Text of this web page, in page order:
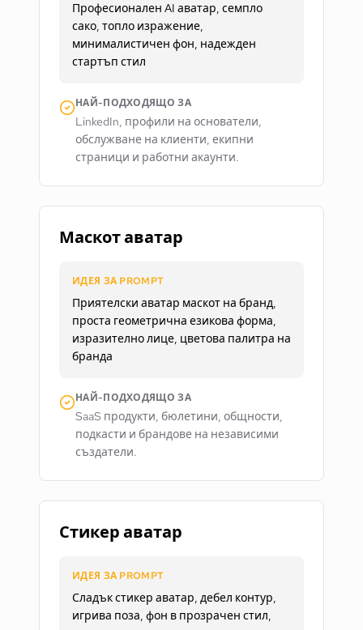
Професионален AI аватар, семпло
сако, топло изражение,
минималистичен фон, надежден
стартъп стил
НАЙ-ПОДХОДЯЩО ЗА
LinkedIn, профили на основатели,
обслужване на клиенти, екипни
страници и работни акаунти.
Маскот аватар
ИДЕЯ ЗА PROMPT
Приятелски аватар маскот на бранд,
проста геометрична езикова форма,
изразително лице, цветова палитра на
бранда
НАЙ-ПОДХОДЯЩО ЗА
SaaS продукти, бюлетини, общности,
подкасти и брандове на независими
създатели.
Стикер аватар
ИДЕЯ ЗА PROMPT
Сладък стикер аватар, дебел контур,
игрива поза, фон в прозрачен стил,